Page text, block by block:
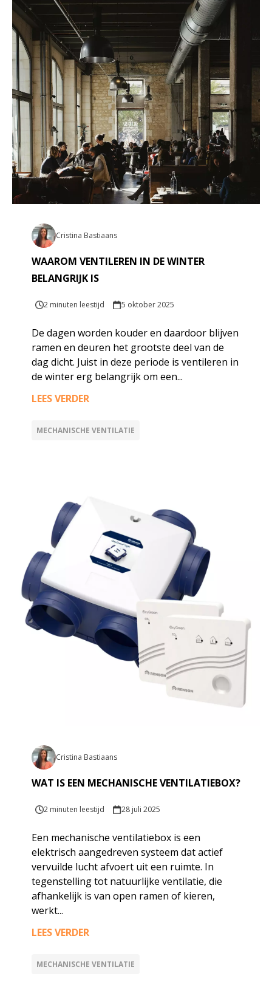
Cristina Bastiaans
WAAROM VENTILEREN IN DE WINTER
BELANGRIJK IS
2 minuten leestijd 5 oktober 2025
De dagen worden kouder en daardoor blijven
ramen en deuren het grootste deel van de
dag dicht. Juist in deze periode is ventileren in
de winter erg belangrijk om een...
LEES VERDER
MECHANISCHE VENTILATIE
Cristina Bastiaans
WAT IS EEN MECHANISCHE VENTILATIEBOX?
2 minuten leestijd 28 juli 2025
Een mechanische ventilatiebox is een
elektrisch aangedreven systeem dat actief
vervuilde lucht afvoert uit een ruimte. In
tegenstelling tot natuurlijke ventilatie, die
afhankelijk is van open ramen of kieren,
werkt...
LEES VERDER
MECHANISCHE VENTILATIE